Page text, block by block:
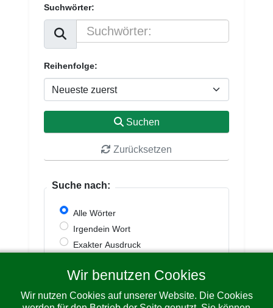
Suchwörter:
Reihenfolge:
Suchen
Zurücksetzen
Suche nach:
Alle Wörter
Irgendein Wort
Exakter Ausdruck
Powered by jDownloads
Wir benutzen Cookies
Wir nutzen Cookies auf unserer Website. Die Cookies